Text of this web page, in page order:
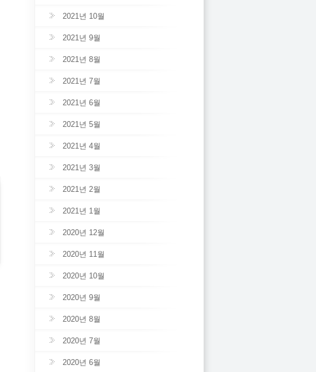
2021년 10월
2021년 9월
2021년 8월
2021년 7월
2021년 6월
2021년 5월
2021년 4월
2021년 3월
2021년 2월
2021년 1월
2020년 12월
2020년 11월
2020년 10월
2020년 9월
2020년 8월
2020년 7월
2020년 6월